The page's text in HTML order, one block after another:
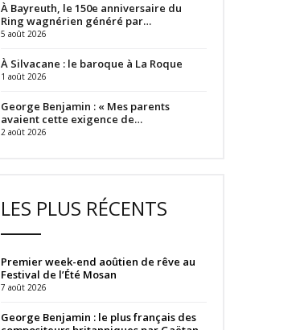
À Bayreuth, le 150e anniversaire du
Ring wagnérien généré par…
5 août 2026
À Silvacane : le baroque à La Roque
1 août 2026
George Benjamin : « Mes parents
avaient cette exigence de…
2 août 2026
LES PLUS RÉCENTS
Premier week-end aoûtien de rêve au
Festival de l’Été Mosan
7 août 2026
George Benjamin : le plus français des